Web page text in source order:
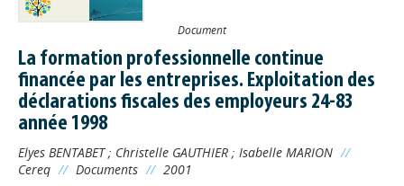
Document
La formation professionnelle continue
financée par les entreprises. Exploitation des
déclarations fiscales des employeurs 24-83
année 1998
Elyes BENTABET; Christelle GAUTHIER ; Isabelle MARION //
Cereq // Documents // 2001